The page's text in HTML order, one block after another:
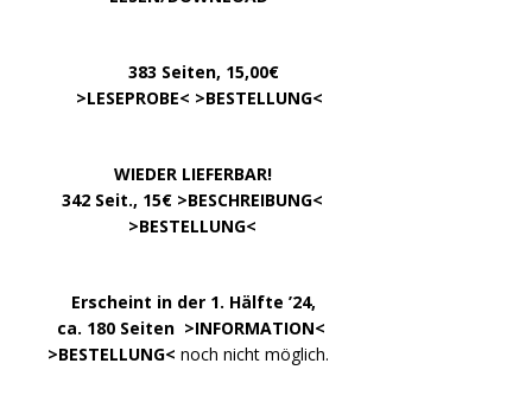
383 Seiten, 15,00€
>LESEPROBE< >BESTELLUNG<
WIEDER LIEFERBAR!
342 Seit., 15€ >BESCHREIBUNG<
>BESTELLUNG<
Erscheint in der 1. Hälfte ’24,
ca. 180 Seiten >INFORMATION<
>BESTELLUNG< noch nicht möglich.